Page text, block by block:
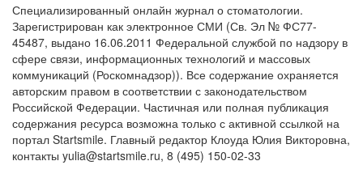
Специализированный онлайн журнал о стоматологии.
Зарегистрирован как электронное СМИ (Св. Эл № ФС77-
45487, выдано 16.06.2011 Федеральной службой по надзору в
сфере связи, информационных технологий и массовых
коммуникаций (Роскомнадзор)). Все содержание охраняется
авторским правом в соответствии с законодательством
Российской Федерации. Частичная или полная публикация
содержания ресурса возможна только с активной ссылкой на
портал Startsmile. Главный редактор Клоуда Юлия Викторовна,
контакты yulia@startsmile.ru, 8 (495) 150-02-33